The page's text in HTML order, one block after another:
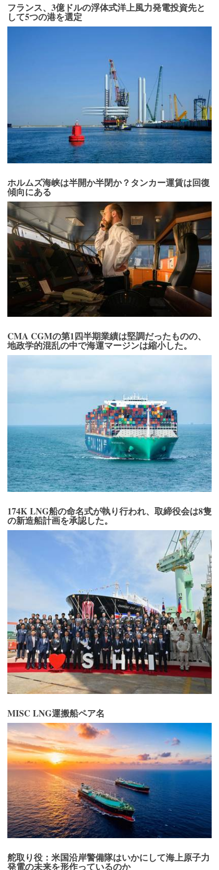
フランス、3億ドルの浮体式洋上風力発電投資先と
して5つの港を選定
ホルムズ海峡は半開か半閉か？タンカー運賃は回復
傾向にある
CMA CGMの第1四半期業績は堅調だったものの、
地政学的混乱の中で海運マージンは縮小した。
174K LNG船の命名式が執り行われ、取締役会は8隻
の新造船計画を承認した。
MISC LNG運搬船ペア名
舵取り役：米国沿岸警備隊はいかにして海上原子力
発電の未来を形作っているのか